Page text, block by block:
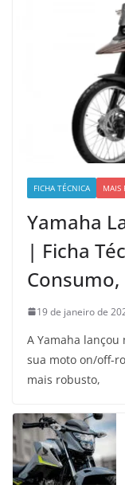
FICHA TÉCNICA MAIS
Yamaha
| Ficha
19 de janeiro de
A Yamaha lançou
sua moto on/off-
mais robusto,